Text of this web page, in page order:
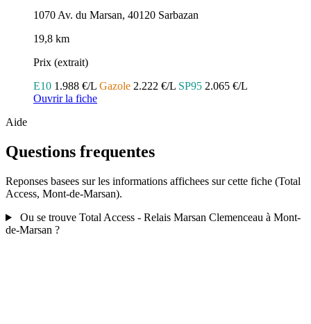
1070 Av. du Marsan, 40120 Sarbazan
19,8 km
Prix (extrait)
E10 1.988 €/L Gazole 2.222 €/L SP95 2.065 €/L
Ouvrir la fiche
Aide
Questions frequentes
Reponses basees sur les informations affichees sur cette fiche (Total
Access, Mont-de-Marsan).
Ou se trouve Total Access - Relais Marsan Clemenceau à Mont-
de-Marsan ?